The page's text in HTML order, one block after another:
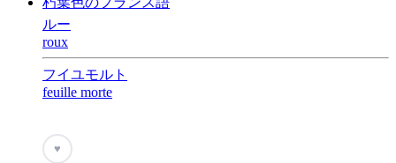
ルー
roux
フイユモルト
feuille morte
♥